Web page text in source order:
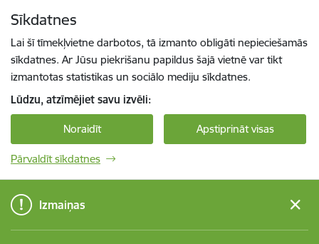
Sīkdatnes
Lai šī tīmekļvietne darbotos, tā izmanto obligāti nepieciešamās
sīkdatnes. Ar Jūsu piekrišanu papildus šajā vietnē var tikt
izmantotas statistikas un sociālo mediju sīkdatnes.
Lūdzu, atzīmējiet savu izvēli:
Noraidīt Apstiprināt visas
Pārvaldīt sīkdatnes
Izmaiņas